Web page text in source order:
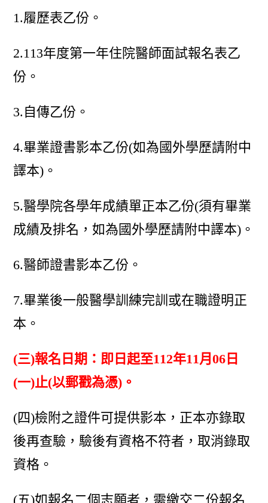
1.履歷表乙份。
2.113年度第一年住院醫師面試報名表乙
份。
3.自傳乙份。
4.畢業證書影本乙份(如為國外學歷請附中
譯本)。
5.醫學院各學年成績單正本乙份(須有畢業
成績及排名，如為國外學歷請附中譯本)。
6.醫師證書影本乙份。
7.畢業後一般醫學訓練完訓或在職證明正
本。
(三)報名日期：即日起至112年11月06日
(一)止(以郵戳為憑)。
(四)檢附之證件可提供影本，正本亦錄取
後再查驗，驗後有資格不符者，取消錄取
資格。
(五)如報名二個志願者，需繳交二份報名